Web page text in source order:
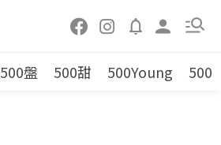
500盤 500甜 500Young 500